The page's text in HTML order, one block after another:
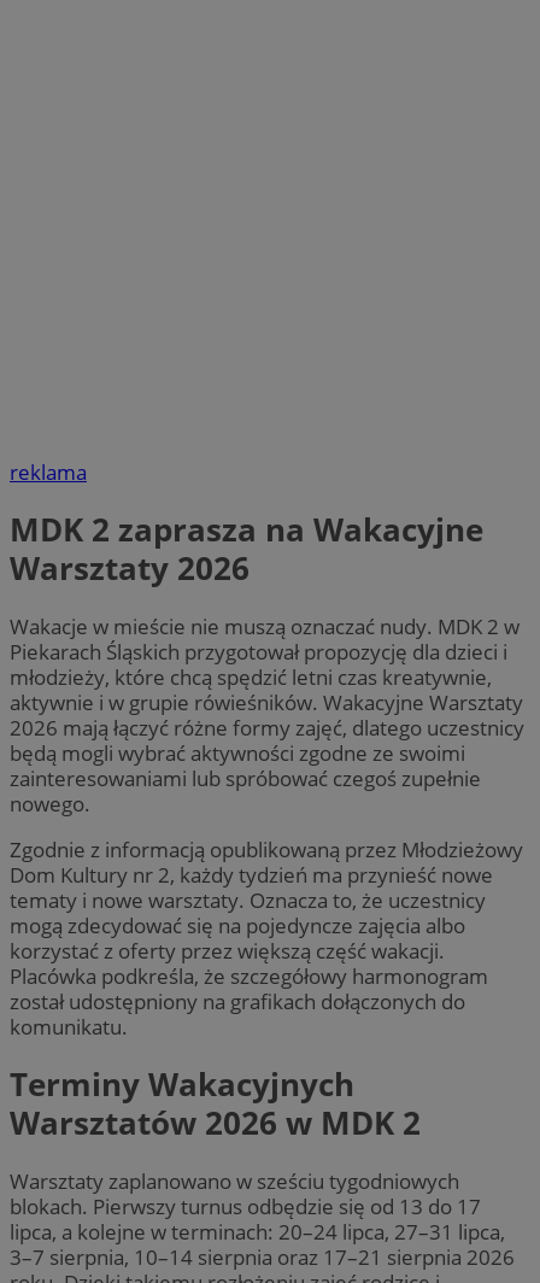
reklama
MDK 2 zaprasza na Wakacyjne
Warsztaty 2026
Wakacje w mieście nie muszą oznaczać nudy. MDK 2 w
Piekarach Śląskich przygotował propozycję dla dzieci i
młodzieży, które chcą spędzić letni czas kreatywnie,
aktywnie i w grupie rówieśników. Wakacyjne Warsztaty
2026 mają łączyć różne formy zajęć, dlatego uczestnicy
będą mogli wybrać aktywności zgodne ze swoimi
zainteresowaniami lub spróbować czegoś zupełnie
nowego.
Zgodnie z informacją opublikowaną przez Młodzieżowy
Dom Kultury nr 2, każdy tydzień ma przynieść nowe
tematy i nowe warsztaty. Oznacza to, że uczestnicy
mogą zdecydować się na pojedyncze zajęcia albo
korzystać z oferty przez większą część wakacji.
Placówka podkreśla, że szczegółowy harmonogram
został udostępniony na grafikach dołączonych do
komunikatu.
Terminy Wakacyjnych
Warsztatów 2026 w MDK 2
Warsztaty zaplanowano w sześciu tygodniowych
blokach. Pierwszy turnus odbędzie się od 13 do 17
lipca, a kolejne w terminach: 20–24 lipca, 27–31 lipca,
3–7 sierpnia, 10–14 sierpnia oraz 17–21 sierpnia 2026